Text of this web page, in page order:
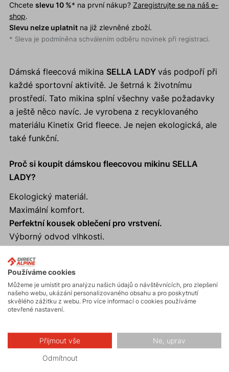
Chcete slevu 10 %* na první nákup? Zaregistrujte se na náš e-
shop.
Slevu nelze uplatnitna již zlevněné zboží.
* Sleva je podmíněna schválením odběru novinek při registraci.
Dámská fleecová mikina SELLA LADY vás podpoří při
každé sportovní aktivitě. Je šetrná k životnímu
prostředí. Tato mikina splní všechny vaše požadavky
a ještě něco navíc. Je vyrobena z recyklovaného
materiálu Kinetix Grid fleece. Je nejen ekologická, ale
také funkční.
Proč si koupit dámskou fleecovou mikinu SELLA
LADY?
Ekologický materiál.
Maximální komfort.
Perfektní kousek oblečení pro vrstvení.
Výborný odvod vlhkosti.
Aktivity
Horské expedice
Používáme cookies
Můžeme je umístit pro analýzu našich údajů o návštěvnících, pro zlepšení
našeho webu, ukázání personalizovaného obsahu a pro poskytnutí
skvělého zážitku z webu. Pro více informací o cookies používáme
otevřené nastavení.
Přijmout vše Ne, uprav
Odmítnout